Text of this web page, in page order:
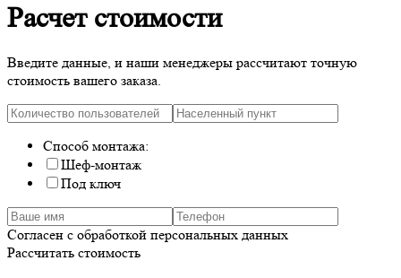
Расчет стоимости
Введите данные, и наши менеджеры рассчитают точную
стоимость вашего заказа.
Способ монтажа:
Шеф-монтаж
Под ключ
Согласен с обработкой персональных данных
Рассчитать стоимость